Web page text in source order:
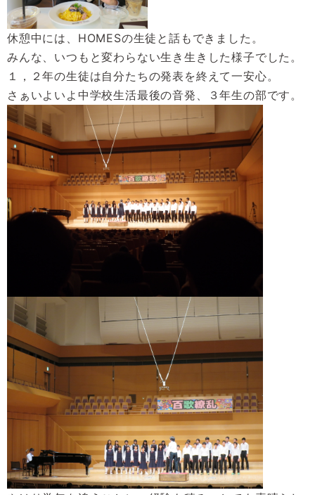
休憩中には、HOMESの生徒と話もできました。
みんな、いつもと変わらない生き生きした様子でした。
１，２年の生徒は自分たちの発表を終えて一安心。
さぁいよいよ中学校生活最後の音発、３年生の部です。